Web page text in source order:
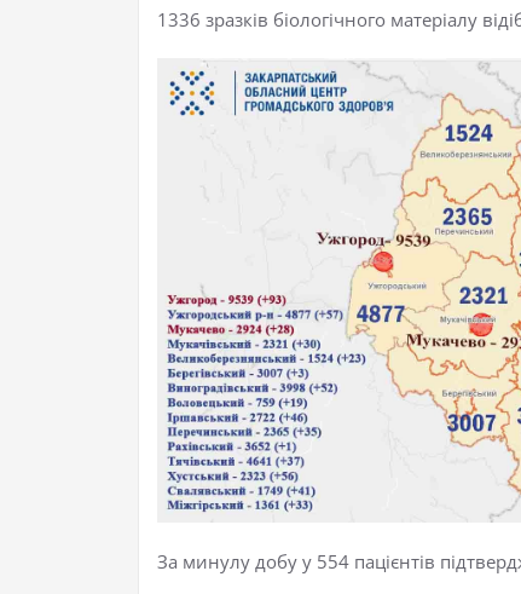
1336 зразків біологічного матеріалу
За минулу добу у 554 пацієнтів